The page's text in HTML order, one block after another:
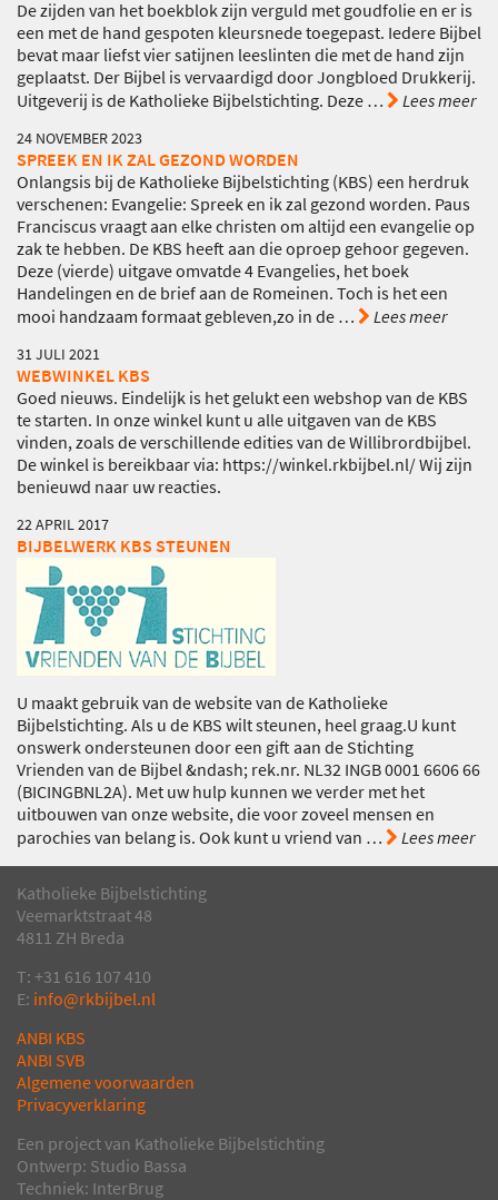
De zijden van het boekblok zijn verguld met goudfolie en er is
een met de hand gespoten kleursnede toegepast. Iedere Bijbel
bevat maar liefst vier satijnen leeslinten die met de hand zijn
geplaatst. Der Bijbel is vervaardigd door Jongbloed Drukkerij.
Uitgeverij is de Katholieke Bijbelstichting. Deze… Lees meer
24 NOVEMBER 2023
SPREEK EN IK ZAL GEZOND WORDEN
Onlangsis bij de Katholieke Bijbelstichting (KBS) een herdruk
verschenen: Evangelie: Spreek en ik zal gezond worden. Paus
Franciscus vraagt aan elke christen om altijd een evangelie op
zak te hebben. De KBS heeft aan die oproep gehoor gegeven.
Deze (vierde) uitgave omvatde 4 Evangelies, het boek
Handelingen en de brief aan de Romeinen. Toch is het een
mooi handzaam formaat gebleven,zo in de… Lees meer
31 JULI 2021
WEBWINKEL KBS
Goed nieuws. Eindelijk is het gelukt een webshop van de KBS
te starten. In onze winkel kunt u alle uitgaven van de KBS
vinden, zoals de verschillende edities van de Willibrordbijbel.
De winkel is bereikbaar via: https://winkel.rkbijbel.nl/ Wij zijn
benieuwd naar uw reacties.
22 APRIL 2017
BIJBELWERK KBS STEUNEN
U maakt gebruik van de website van de Katholieke
Bijbelstichting. Als u de KBS wilt steunen, heel graag.U kunt
onswerk ondersteunen door een gift aan de Stichting
Vrienden van de Bijbel &ndash; rek.nr. NL32 INGB 0001 6606 66
(BICINGBNL2A). Met uw hulp kunnen we verder met het
uitbouwen van onze website, die voor zoveel mensen en
parochies van belang is. Ook kunt u vriend van … Lees meer
Katholieke Bijbelstichting
Veemarktstraat 48
4811 ZH Breda
T: +31 616 107 410
E: info@rkbijbel.nl
ANBI KBS
ANBI SVB
Algemene voorwaarden
Privacyverklaring
Een project van Katholieke Bijbelstichting
Ontwerp: Studio Bassa
Techniek: InterBrug